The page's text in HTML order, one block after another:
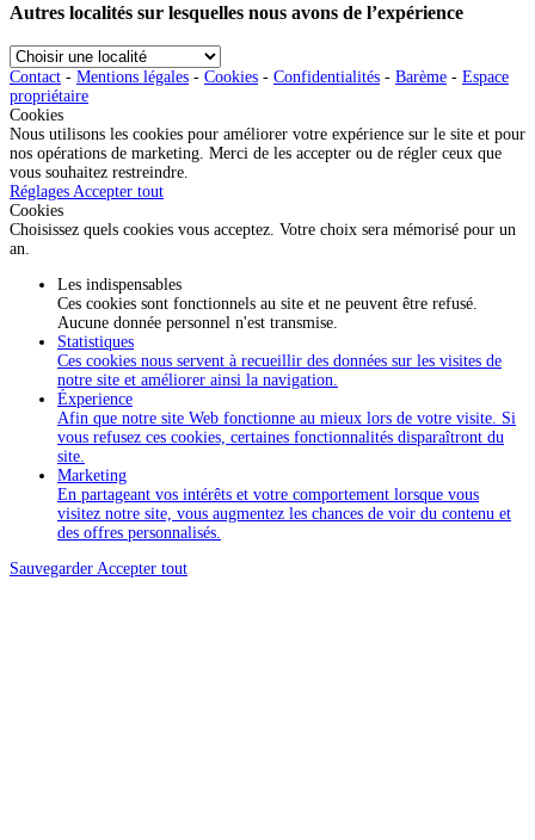
Autres localités sur lesquelles nous avons de l’expérience
Choisir
une
localité
Contact - Mentions légales - Cookies - Confidentialités - Barème - Espace
propriétaire
Cookies
Nous utilisons les cookies pour améliorer votre expérience sur le site et pour
nos opérations de marketing. Merci de les accepter ou de régler ceux que
vous souhaitez restreindre.
Réglages Accepter tout
Cookies
Choisissez quels cookies vous acceptez. Votre choix sera mémorisé pour un
an.
Les indispensables
Ces cookies sont fonctionnels au site et ne peuvent être refusé.
Aucune donnée personnel n'est transmise.
Statistiques
Ces cookies nous servent à recueillir des données sur les visites de
notre site et améliorer ainsi la navigation.
Éxperience
Afin que notre site Web fonctionne au mieux lors de votre visite. Si
vous refusez ces cookies, certaines fonctionnalités disparaîtront du
site.
Marketing
En partageant vos intérêts et votre comportement lorsque vous
visitez notre site, vous augmentez les chances de voir du contenu et
des offres personnalisés.
Sauvegarder Accepter tout